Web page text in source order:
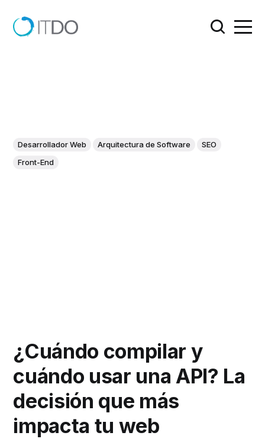
Desarrollador Web Arquitectura de Software
SEO
Front-End
¿Cuándo compilar y
cuándo usar una API? La
decisión que más
impacta tu web